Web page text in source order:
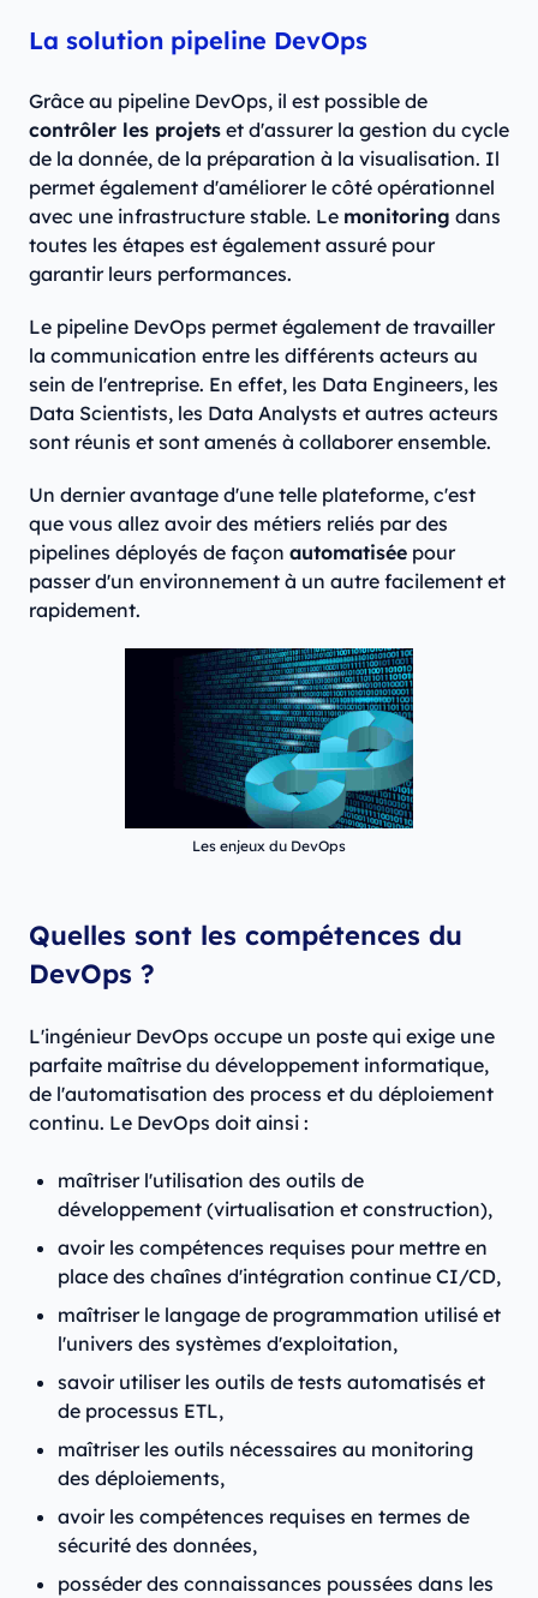
La solution pipeline DevOps
Grâce au pipeline DevOps, il est possible de
contrôler les projets et d'assurer la gestion du cycle
de la donnée, de la préparation à la visualisation. Il
permet également d'améliorer le côté opérationnel
avec une infrastructure stable. Le monitoring dans
toutes les étapes est également assuré pour
garantir leurs performances.
Le pipeline DevOps permet également de travailler
la communication entre les différents acteurs au
sein de l'entreprise. En effet, les Data Engineers, les
Data Scientists, les Data Analysts et autres acteurs
sont réunis et sont amenés à collaborer ensemble.
Un dernier avantage d'une telle plateforme, c'est
que vous allez avoir des métiers reliés par des
pipelines déployés de façon automatisée pour
passer d'un environnement à un autre facilement et
rapidement.
Les enjeux du DevOps
Quelles sont les compétences du
DevOps ?
L'ingénieur DevOps occupe un poste qui exige une
parfaite maîtrise du développement informatique,
de l'automatisation des process et du déploiement
continu. Le DevOps doit ainsi :
maîtriser l'utilisation des outils de
développement (virtualisation et construction),
avoir les compétences requises pour mettre en
place des chaînes d'intégration continue CI/CD,
maîtriser le langage de programmation utilisé et
l'univers des systèmes d'exploitation,
savoir utiliser les outils de tests automatisés et
de processus ETL,
maîtriser les outils nécessaires au monitoring
des déploiements,
avoir les compétences requises en termes de
sécurité des données,
posséder des connaissances poussées dans les